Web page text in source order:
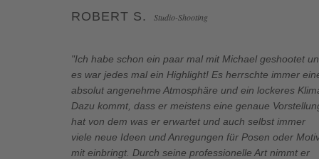
ROBERT S. Studio-Shooting
"Ich habe schon ein paar mal mit Michael geshootet
es war jedes mal ein Highlight! Es herrschte immer
absolut angenehme Atmosphäre und ein lockeres
Dazu kommt, dass er meistens eine genaue
hat von dem was er erwartet und auch selbst immer
viele neue Ideen und Anregungen für Posen oder
mit einbringt. Durch seine professionelle Art nimmt er